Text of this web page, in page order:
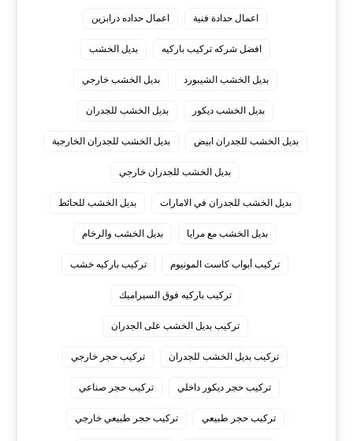
اعمال حدادة فنية اعمال حداده درابزين
افضل شركه تركيب باركيه بديل الخشب
بديل الخشب الشيبورد بديل الخشب خارجي
بديل الخشب ديكور بديل الخشب للجدران
بديل الخشب للجدران ابيض بديل الخشب للجدران الخارجية
بديل الخشب للجدران خارجي
بديل الخشب للجدران في الامارات بديل الخشب للحائط
بديل الخشب مع مرايا بديل الخشب والرخام
تركيب أبواب كاست المونيوم تركيب باركيه خشب
تركيب باركيه فوق السيراميك
تركيب بديل الخشب على الجدران
تركيب بديل الخشب للجدران تركيب حجر خارجي
تركيب حجر ديكور داخلي تركيب حجر صناعي
تركيب حجر طبيعي تركيب حجر طبيعي خارجي